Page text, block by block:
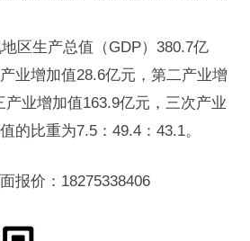
区生产总值（GDP）380.7亿
业增加值28.6亿元，第二产业增
产业增加值163.9亿元，三次产业
的比重为7.5：49.4：43.1。
报价：18275338406